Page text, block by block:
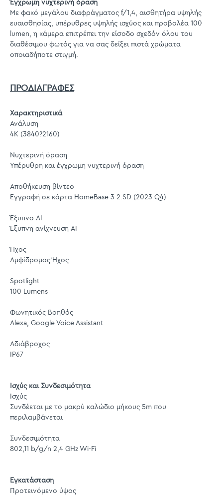
Έγχρωμη νυχτερινή όραση
Με φακό μεγάλου διαφράγματος f/1,4, αισθητήρα υψηλής
ευαισθησίας, υπέρυθρες υψηλής ισχύος και προβολέα 100
lumen, η κάμερα επιτρέπει την είσοδο σχεδόν όλου του
διαθέσιμου φωτός για να σας δείξει πιστά χρώματα
οποιαδήποτε στιγμή.
ΠΡΟΔΙΑΓΡΑΦΕΣ
Χαρακτηριστικά
Ανάλυση
4K (3840?2160)
Νυχτερινή όραση
Υπέρυθρη και έγχρωμη νυχτερινή όραση
Αποθήκευση βίντεο
Εγγραφή σε κάρτα HomeBase 3 2.SD (2023 Q4)
Έξυπνο AI
Έξυπνη ανίχνευση AI
Ήχος
Αμφίδρομος Ήχος
Spotlight
100 Lumens
Φωνητικός Βοηθός
Alexa, Google Voice Assistant
Αδιάβροχος
IP67
Ισχύς και Συνδεσιμότητα
Ισχύς
Συνδέεται με το μακρύ καλώδιο μήκους 5m που
περιλαμβάνεται
Συνδεσιμότητα
802,11 b/g/n 2,4 GHz Wi-Fi
Εγκατάσταση
Προτεινόμενο ύψος